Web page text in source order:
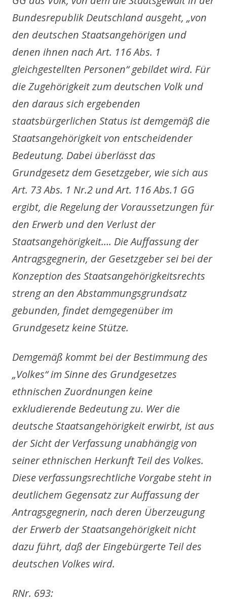
Bundesrepublik Deutschland ausgeht, „von
den deutschen Staatsangehörigen und
denen ihnen nach Art. 116 Abs. 1
gleichgestellten Personen“ gebildet wird. Für
die Zugehörigkeit zum deutschen Volk und
den daraus sich ergebenden
staatsbürgerlichen Status ist demgemäß die
Staatsangehörigkeit von entscheidender
Bedeutung. Dabei überlässt das
Grundgesetz dem Gesetzgeber, wie sich aus
Art. 73 Abs. 1 Nr.2 und Art. 116 Abs.1 GG
ergibt, die Regelung der Voraussetzungen für
den Erwerb und den Verlust der
Staatsangehörigkeit…. Die Auffassung der
Antragsgegnerin, der Gesetzgeber sei bei der
Konzeption des Staatsangehörigkeitsrechts
streng an den Abstammungsgrundsatz
gebunden, findet demgegenüber im
Grundgesetz keine Stütze.
Demgemäß kommt bei der Bestimmung des
„Volkes“ im Sinne des Grundgesetzes
ethnischen Zuordnungen keine
exkludierende Bedeutung zu. Wer die
deutsche Staatsangehörigkeit erwirbt, ist aus
der Sicht der Verfassung unabhängig von
seiner ethnischen Herkunft Teil des Volkes.
Diese verfassungsrechtliche Vorgabe steht in
deutlichem Gegensatz zur Auffassung der
Antragsgegnerin, nach deren Überzeugung
der Erwerb der Staatsangehörigkeit nicht
dazu führt, daß der Eingebürgerte Teil des
deutschen Volkes wird.
RNr. 693: